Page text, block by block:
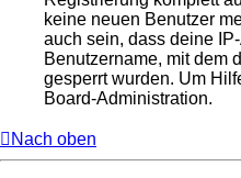
keine neuen Benutzer
auch sein, dass deine
Benutzername, mit dem
gesperrt wurden. Um
Board-Administration.
Nach oben